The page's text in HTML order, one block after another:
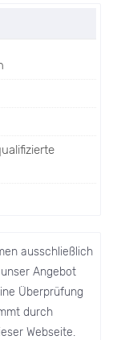
ausschließlich
Angebot
Überprüfung
durch
Webseite.